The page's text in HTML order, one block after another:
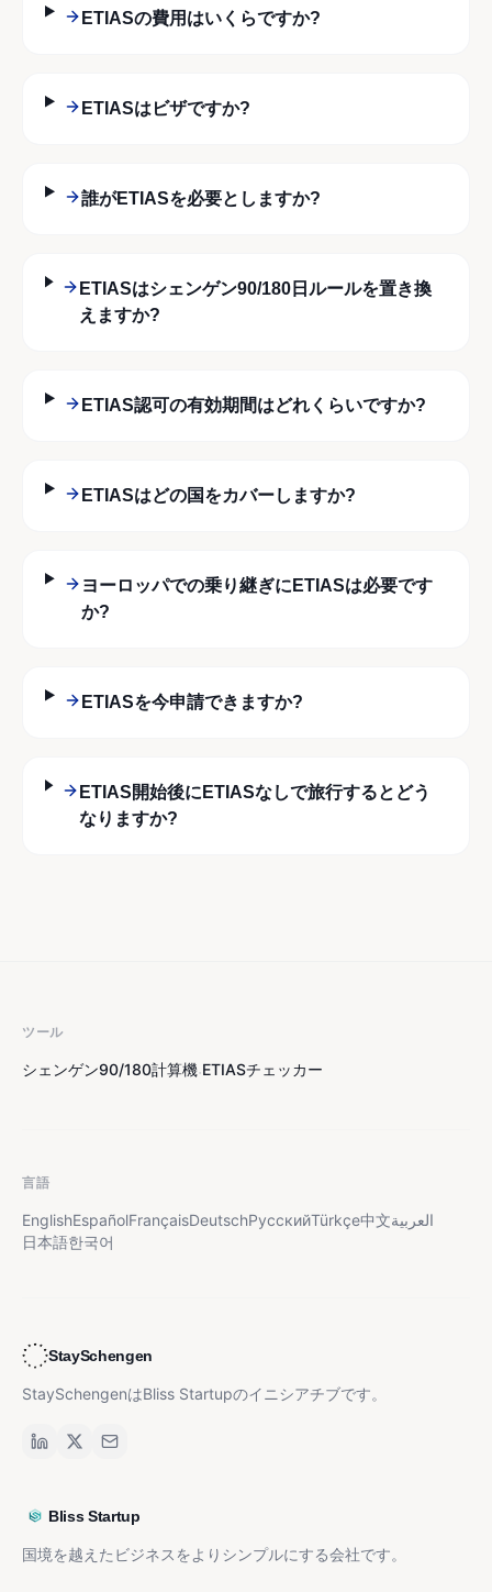
ETIASの費用はいくらですか?
ETIASはビザですか?
誰がETIASを必要としますか?
ETIASはシェンゲン90/180日ルールを置き換
えますか?
ETIAS認可の有効期間はどれくらいですか?
ETIASはどの国をカバーしますか?
ヨーロッパでの乗り継ぎにETIASは必要です
か?
ETIASを今申請できますか?
ETIAS開始後にETIASなしで旅行するとどう
なりますか?
ツール
シェンゲン90/180計算機·ETIASチェッカー
言語
EnglishEspañolFrançaisDeutschРусскийTürkçe中文العربية
日本語한국어
StaySchengen
StaySchengenはBliss Startupのイニシアチブです。
Bliss Startup
国境を越えたビジネスをよりシンプルにする会社です。